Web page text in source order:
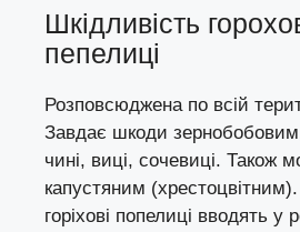
Шкідливість
пепелиці
Розповсюджена по всій
Завдає шкоди
чині, виці, сочевиці. Також
капустяним
горіхові попелиці вводять у